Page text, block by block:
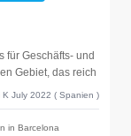
für Geschäfts- und
Gebiet, das reich
K July 2022 ( Spanien )
in Barcelona